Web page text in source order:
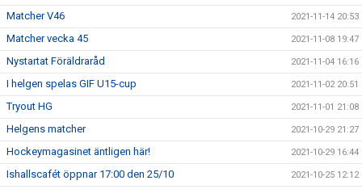
Matcher V46 2021-11-14 20:53
Matcher vecka 45 2021-11-08 19:47
Nystartat Föräldraråd 2021-11-04 16:16
I helgen spelas GIF U15-cup 2021-11-02 20:51
Tryout HG 2021-11-01 21:08
Helgens matcher 2021-10-29 21:27
Hockeymagasinet äntligen här! 2021-10-29 16:44
Ishallscafét öppnar 17:00 den 25/10 2021-10-25 12:12